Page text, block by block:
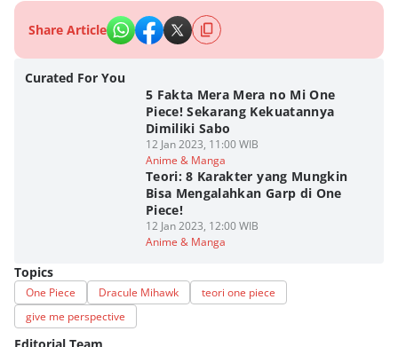
Share Article
Curated For You
5 Fakta Mera Mera no Mi One
Piece! Sekarang Kekuatannya
Dimiliki Sabo
12 Jan 2023, 11:00 WIB
Anime & Manga
Teori: 8 Karakter yang Mungkin
Bisa Mengalahkan Garp di One
Piece!
12 Jan 2023, 12:00 WIB
Anime & Manga
Topics
One Piece Dracule Mihawk
teori one piece
give me perspective